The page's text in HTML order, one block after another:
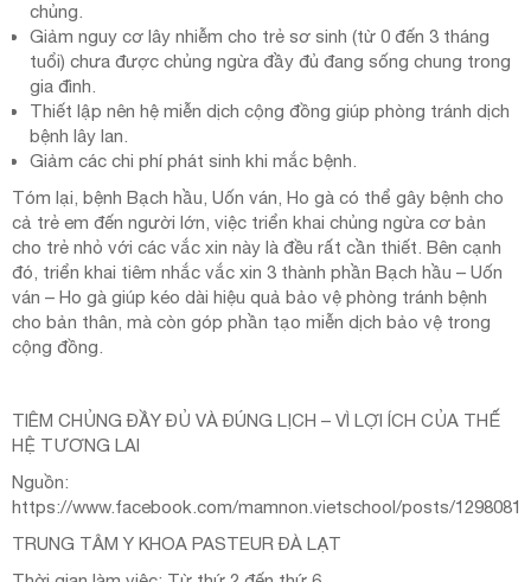
chủng.
Giảm nguy cơ lây nhiễm cho trẻ sơ sinh (từ 0 đến 3 tháng
tuổi) chưa được chủng ngừa đầy đủ đang sống chung trong
gia đình.
Thiết lập nên hệ miễn dịch cộng đồng giúp phòng tránh dịch
bệnh lây lan.
Giảm các chi phí phát sinh khi mắc bệnh.
Tóm lại, bệnh Bạch hầu, Uốn ván, Ho gà có thể gây bệnh cho
cả trẻ em đến người lớn, việc triển khai chủng ngừa cơ bản
cho trẻ nhỏ với các vắc xin này là đều rất cần thiết. Bên cạnh
đó, triển khai tiêm nhắc vắc xin 3 thành phần Bạch hầu – Uốn
ván – Ho gà giúp kéo dài hiệu quả bảo vệ phòng tránh bệnh
cho bản thân, mà còn góp phần tạo miễn dịch bảo vệ trong
cộng đồng.
TIÊM CHỦNG ĐẦY ĐỦ VÀ ĐÚNG LỊCH – VÌ LỢI ÍCH CỦA THẾ
HỆ TƯƠNG LAI
Nguồn:
https://www.facebook.com/mamnon.vietschool/posts/
TRUNG TÂM Y KHOA PASTEUR ĐÀ LẠT